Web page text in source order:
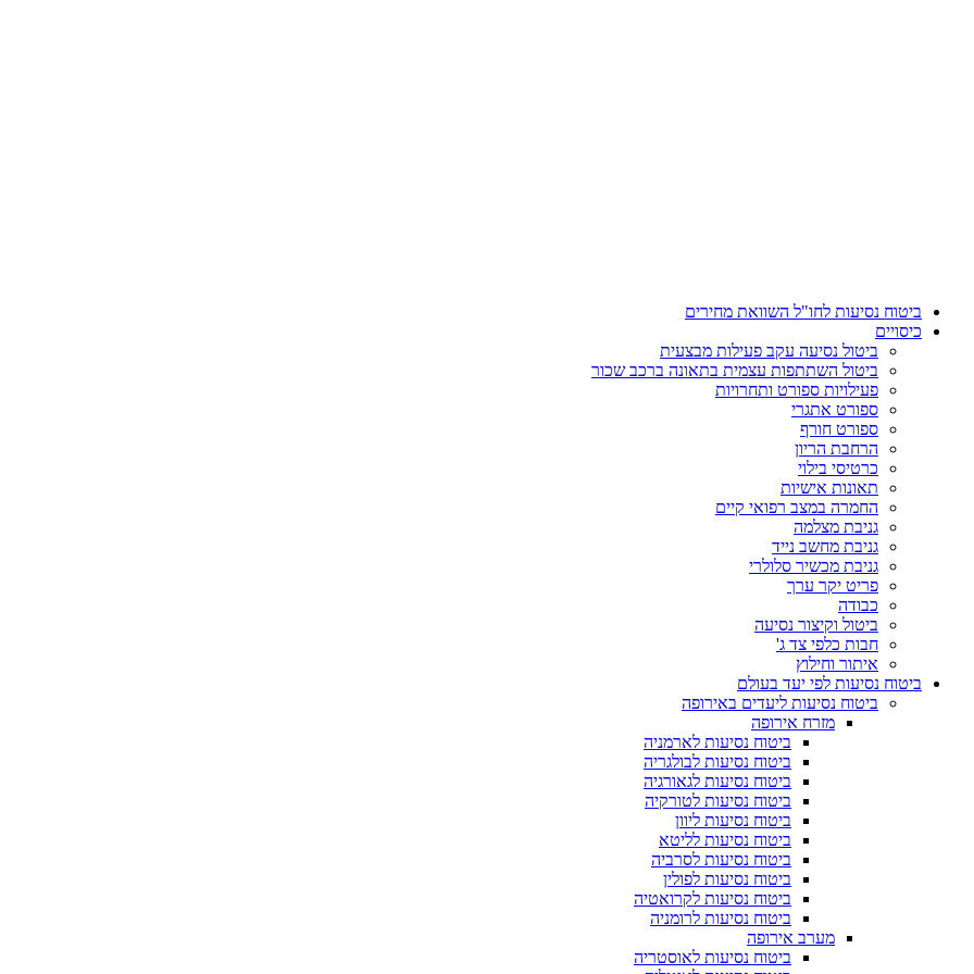
ביטוח נסיעות לחו"ל השוואת מחירים
כיסויים
ביטול נסיעה עקב פעילות מבצעית
ביטול השתתפות עצמית בתאונה ברכב שכור
פעילויות ספורט ותחרויות
ספורט אתגרי
ספורט חורף
הרחבת הריון
כרטיסי בילוי
תאונות אישיות
החמרה במצב רפואי קיים
גניבת מצלמה
גניבת מחשב נייד
גניבת מכשיר סלולרי
פריט יקר ערך
כבודה
ביטול וקיצור נסיעה
חבות כלפי צד ג'
איתור וחילוץ
ביטוח נסיעות לפי יעד בעולם
ביטוח נסיעות ליעדים באירופה
מזרח אירופה
ביטוח נסיעות לארמניה
ביטוח נסיעות לבולגריה
ביטוח נסיעות לגאורגיה
ביטוח נסיעות לטורקיה
ביטוח נסיעות ליוון
ביטוח נסיעות לליטא
ביטוח נסיעות לסרביה
ביטוח נסיעות לפולין
ביטוח נסיעות לקרואטיה
ביטוח נסיעות לרומניה
מערב אירופה
ביטוח נסיעות לאוסטריה